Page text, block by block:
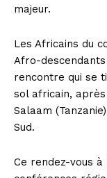
majeur.
Les Africains du
Afro-
rencontre qui se
sol africain,
Salaam
Sud.
Ce rendez-vous